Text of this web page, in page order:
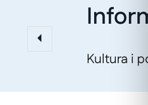
Kultura i